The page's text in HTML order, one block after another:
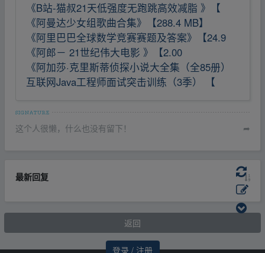
登录 / 注册
《B站-猫叔21天低强度无跑跳高效减脂 》【
《阿曼达少女组歌曲合集》【288.4 MB】
《阿里巴巴全球数学竞赛赛题及答案》【24.9
《阿郎－ 21世纪伟大电影 》【2.00
《阿加莎·克里斯蒂侦探小说大全集（全85册）
互联网Java工程师面试突击训练（3季） 【
这个人很懒，什么也没有留下！ ➦
最新回复
返回